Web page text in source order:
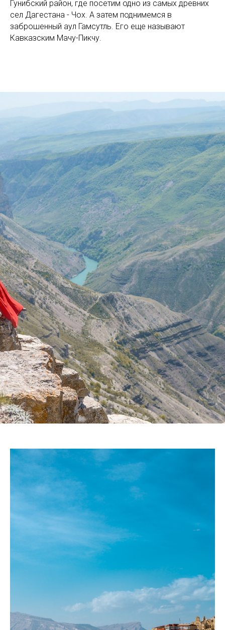
Гунибский район, где посетим одно из самых древних
сел Дагестана - Чох. А затем поднимемся в
заброшенный аул Гамсутль. Его еще называют
Кавказским Мачу-Пикчу.